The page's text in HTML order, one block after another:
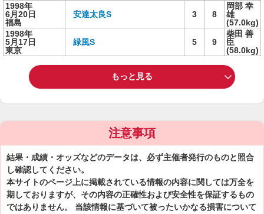
1998年
6月20日
福島
安達太良S 3 8
岡部 幸
雄
(57.0kg)
1998年
5月17日
東京
緑風S 5 9
柴田 善
臣
(58.0kg)
もっと見る
注意事項
結果・成績・オッズなどのデータは、必ず主催者発行のものと照合
し確認してください。
本サイトのページ上に掲載されている情報の内容に関しては万全を
期しておりますが、その内容の正確性および安全性を保証するもの
ではありません。 当該情報に基づいて被ったいかなる損害について